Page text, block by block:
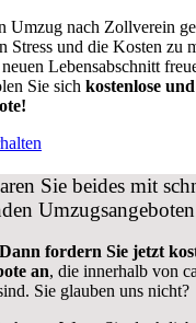
Umzug nach Zollverein
Stress und die Kosten zu
Lebensabschnitt
Sie sich kostenlose und
Sie beides mit
Umzugsangeboten
Dann fordern Sie jetzt
an, die innerhalb von
Sie glauben uns nicht?